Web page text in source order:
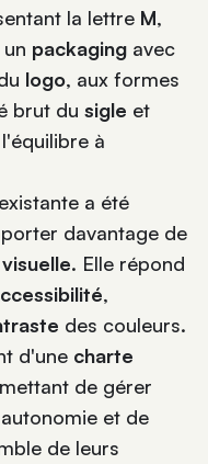
la lettre M,
packaging avec
logo, aux formes
brut du sigle et
à
a été
davantage de
. Elle répond
,
des couleurs.
d'une charte
de gérer
et de
de leurs